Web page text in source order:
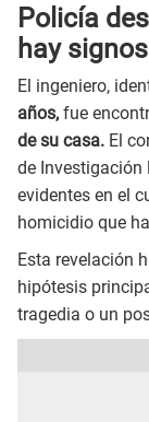
Policía
hay
El ingeniero,
años, fue
de su casa. El
de Investigación
evidentes en el
homicidio que
Esta revelación
hipótesis
tragedia o un